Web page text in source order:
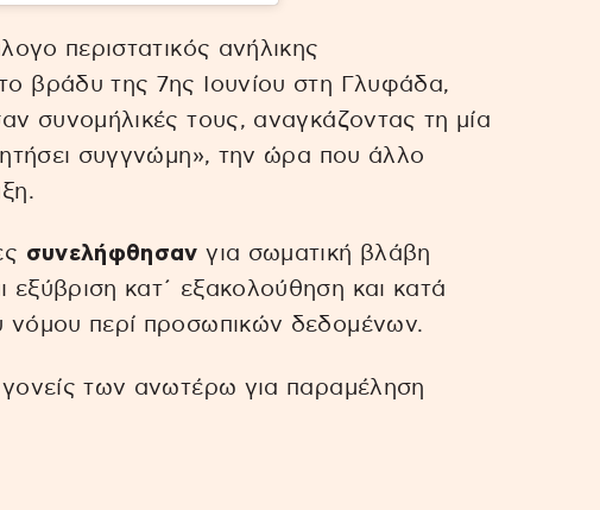
περιστατικός ανήλικης
βράδυ της 7ης Ιουνίου στη Γλυφάδα,
συνομήλικές τους, αναγκάζοντας τη μία
συγγνώμη», την ώρα που άλλο
συνελήφθησαν για σωματική βλάβη
κατ΄ εξακολούθηση και κατά
νόμου περί προσωπικών δεδομένων.
των ανωτέρω για παραμέληση